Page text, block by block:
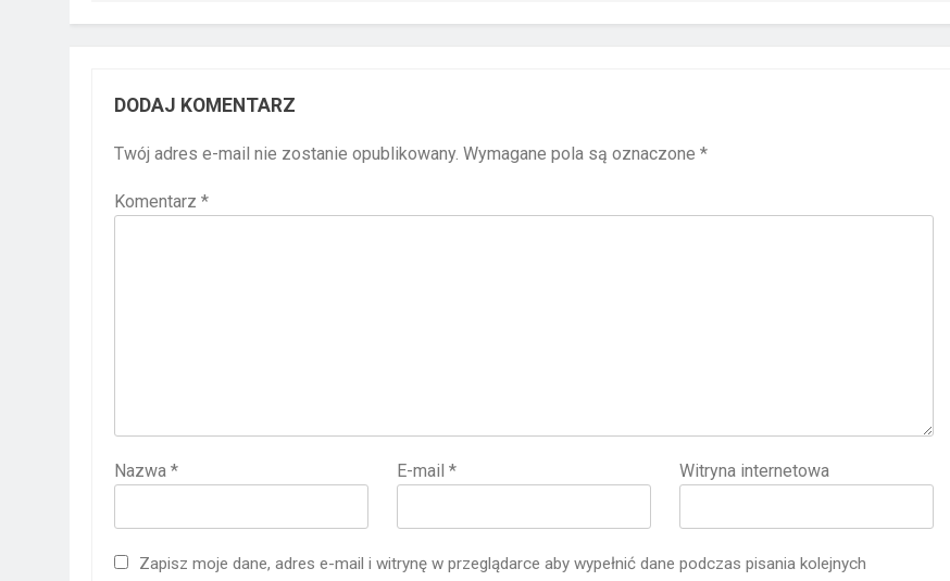
DODAJ KOMENTARZ
Twój adres e-mail nie zostanie opublikowany. Wymagane pola są oznaczone *
Komentarz *
Nazwa * E-mail* Witryna internetowa
Zapisz moje dane, adres e-mail i witrynę w przeglądarce aby wypełnić dane podczas pisania kolejnych